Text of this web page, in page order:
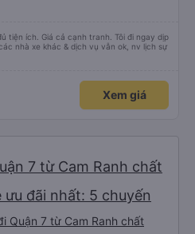
tiện ích. Giá cả cạnh tranh. Tôi đi ngay dịp
nhà xe khác & dịch vụ vẫn ok, nv lịch sự
Xem giá
7 từ Cam Ranh chất
đãi nhất: 5 chuyến
Quận 7 từ Cam Ranh chất